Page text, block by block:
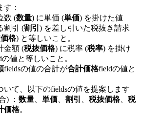
す：
数 (数量) に単価 (単価) を掛けた値
割引 (割引 ) を差し引いた税抜き請求
格) と等しいこと。
金額 (税抜価格) に税率 (税率) を掛け
の値と等しいこと。
fieldsの値の合計が合計価格fieldの値と
いて、以下のfieldsの値を提案します
) ： 数量 単価 割引 税抜価格、 税
価格。